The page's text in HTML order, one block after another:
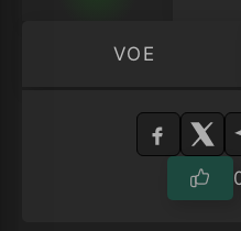
VOE
Изберете